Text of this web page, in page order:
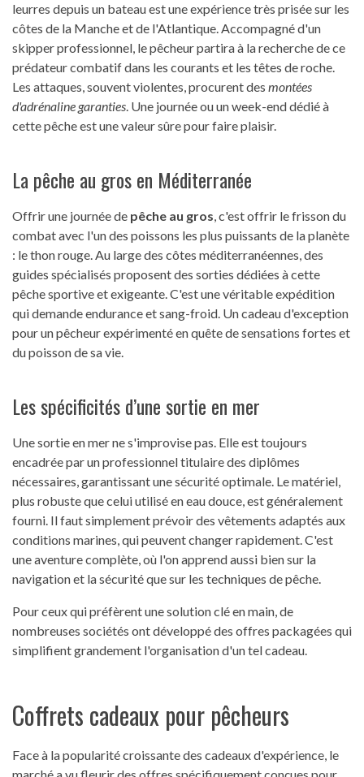
leurres depuis un bateau est une expérience très prisée sur les
côtes de la Manche et de l'Atlantique. Accompagné d'un
skipper professionnel, le pêcheur partira à la recherche de ce
prédateur combatif dans les courants et les têtes de roche.
Les attaques, souvent violentes, procurent des montées
d'adrénaline garanties. Une journée ou un week-end dédié à
cette pêche est une valeur sûre pour faire plaisir.
La pêche au gros en Méditerranée
Offrir une journée de pêche au gros, c'est offrir le frisson du
combat avec l'un des poissons les plus puissants de la planète
: le thon rouge. Au large des côtes méditerranéennes, des
guides spécialisés proposent des sorties dédiées à cette
pêche sportive et exigeante. C'est une véritable expédition
qui demande endurance et sang-froid. Un cadeau d'exception
pour un pêcheur expérimenté en quête de sensations fortes et
du poisson de sa vie.
Les spécificités d’une sortie en mer
Une sortie en mer ne s'improvise pas. Elle est toujours
encadrée par un professionnel titulaire des diplômes
nécessaires, garantissant une sécurité optimale. Le matériel,
plus robuste que celui utilisé en eau douce, est généralement
fourni. Il faut simplement prévoir des vêtements adaptés aux
conditions marines, qui peuvent changer rapidement. C'est
une aventure complète, où l'on apprend aussi bien sur la
navigation et la sécurité que sur les techniques de pêche.
Pour ceux qui préfèrent une solution clé en main, de
nombreuses sociétés ont développé des offres packagées qui
simplifient grandement l'organisation d'un tel cadeau.
Coffrets cadeaux pour pêcheurs
Face à la popularité croissante des cadeaux d'expérience, le